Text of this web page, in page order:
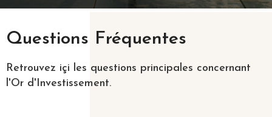
Questions Fréquentes
Retrouvez içi les questions principales concernant
l'Or d'Investissement.